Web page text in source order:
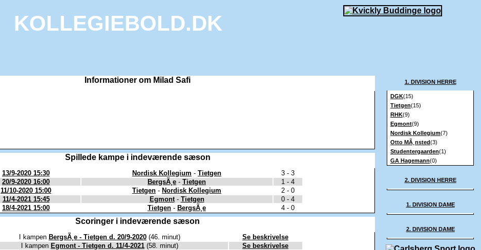
KOLLEGIEBOLD.DK
Informationer om Milad Safi
Spillede kampe i indeværende sæson
13/9-2020 15:30 Nordisk Kollegium - Tietgen
3 - 3
20/9-2020 16:00
BergsÃ¸e - Tietgen
1 - 4
11/10-2020 15:00
Tietgen - Nordisk Kollegium
2 - 0
11/4-2021 15:45
Egmont- Tietgen
0 - 4
18/4-2021 15:00
Tietgen - BergsÃ¸e 4 - 0
Scoringer i indeværende sæson
I kampen BergsÃ¸e - Tietgen d. 20/9-2020 (46. minut)
Se beskrivelse
I kampen Egmont - Tietgen d. 11/4-2021 (58. minut)
Se beskrivelse
1. DIVISION HERRE
DGK(15)
Tietgen(15)
RHK(9)
Egmont(9)
Nordisk Kollegium(7)
Otto MÃ¸nsted(3)
Studentergaarden(1)
GA Hagemann(0)
2. DIVISION HERRE
1. DIVISION DAME
2. DIVISION DAME